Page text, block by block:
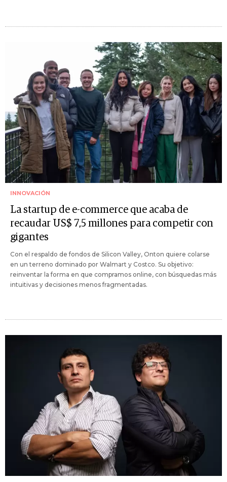
INNOVACIÓN
La startup de e-commerce que acaba de
recaudar US$ 7,5 millones para competir con
gigantes
Con el respaldo de fondos de Silicon Valley, Onton quiere colarse
en un terreno dominado por Walmart y Costco. Su objetivo:
reinventar la forma en que compramos online, con búsquedas más
intuitivas y decisiones menos fragmentadas.